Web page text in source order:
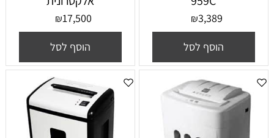
₪3,389
הוסף לסל
₪17,500
הוסף לסל